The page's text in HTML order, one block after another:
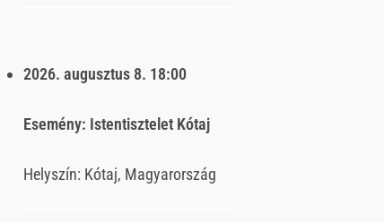
2026. augusztus 8. 18:00
Esemény: Istentisztelet Kótaj
Helyszín: Kótaj, Magyarország